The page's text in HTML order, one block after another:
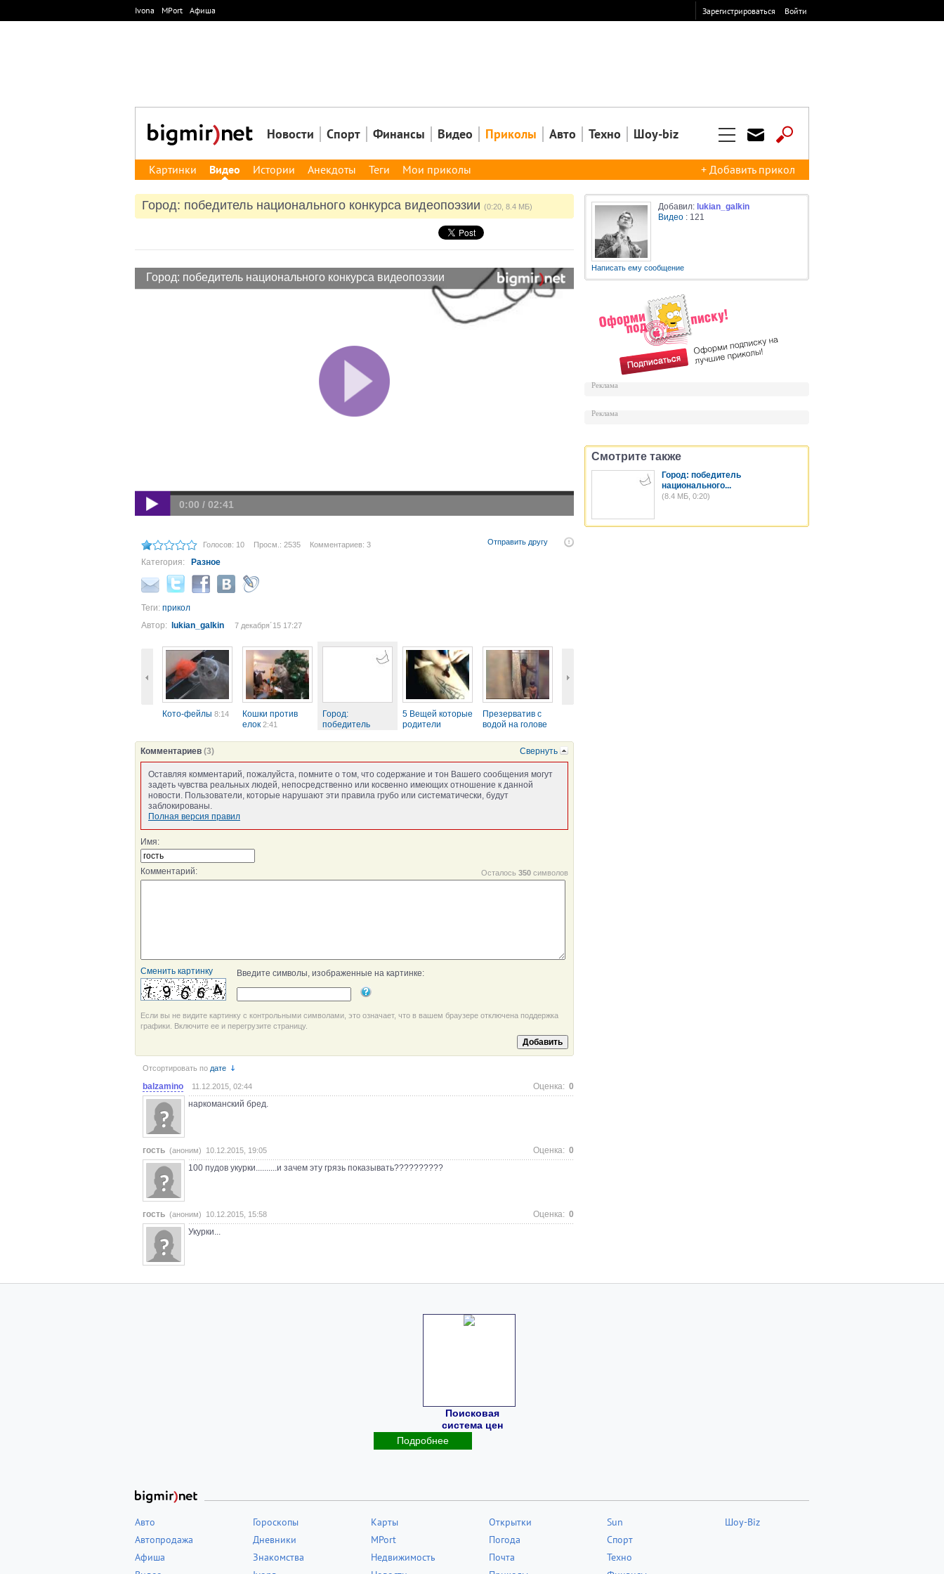
Закрыть
Ivona MPort Афиша Зарегистрироваться Войти
Новости Спорт Финансы Видео Приколы Авто Техно Шоу-biz
Картинки Видео Истории Анекдоты Теги Мои приколы + Добавить прикол
Город: победитель национального конкурса видеопоэзии (0:20, 8.4 МБ)
Город: победитель национального конкурса видеопоэзии
0:00 / 02:41
Голосов: 10 Просм.: 2535 Комментариев: 3 Отправить другу
Категория: Разное
Теги: прикол
Автор: lukian_galkin 7 декабря´15 17:27
Кото-фейлы 8:14
Кошки против
елок 2:41
Город:
победитель
5 Вещей которые
родители
Презерватив с
водой на голове
Свернуть
Комментариев (3)
Оставляя комментарий, пожалуйста, помните о том, что содержание и тон Вашего сообщения могут
задеть чувства реальных людей, непосредственно или косвенно имеющих отношение к данной
новости. Пользователи, которые нарушают эти правила грубо или систематически, будут
заблокированы.
Полная версия правил
Имя:
Осталось 350 символов
Комментарий:
Сменить картинку Введите символы, изображенные на картинке:
Если вы не видите картинку с контрольными символами, это означает, что в вашем браузере отключена поддержка
графики. Включите ее и перегрузите страницу.
Отсортировать по дате
balzamino 11.12.2015, 02:44 Оценка: 0
наркоманский бред.
гость (аноним) 10.12.2015, 19:05 Оценка: 0
100 пудов укурки..........и зачем эту грязь показывать??????????
гость (аноним) 10.12.2015, 15:58 Оценка: 0
Укурки...
Добавил: lukian_galkin
Видео : 121
Написать ему сообщение
Реклама
Реклама
Смотрите также
Город: победитель
национального...
(8.4 МБ, 0:20)
Поисковая
система цен
Подробнее
Авто
Автопродажа
Афиша
Гороскопы
Дневники
Знакомства
Карты
MPort
Недвижимость
Открытки
Погода
Почта
Sun
Спорт
Техно
Шоу-Biz